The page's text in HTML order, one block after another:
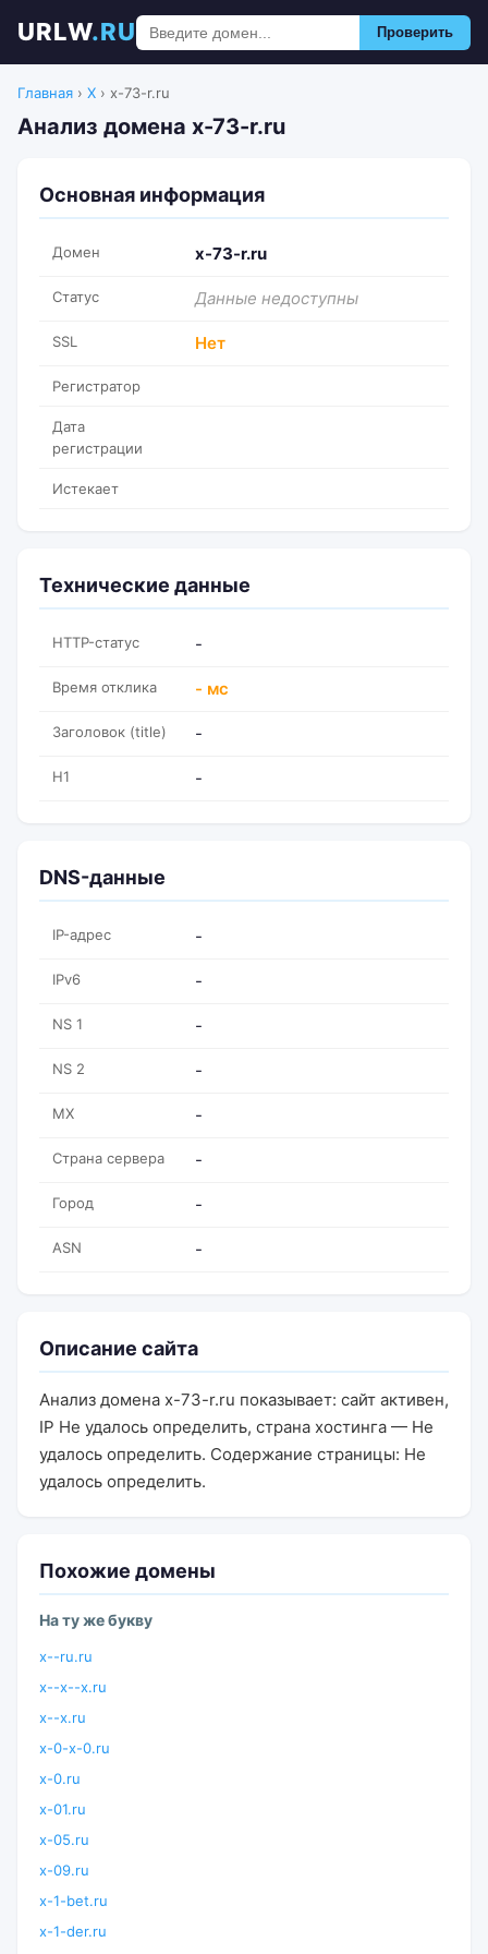
URLW.RU Проверить
Главная › X › x-73-r.ru
Анализ домена x-73-r.ru
Основная информация
Домен x-73-r.ru
Статус Данные недоступны
SSL Нет
Регистратор
Дата
регистрации
Истекает
Технические данные
HTTP-статус -
Время отклика - мс
Заголовок (title) -
H1 -
DNS-данные
IP-адрес -
IPv6 -
NS 1 -
NS 2 -
MX -
Страна сервера -
Город -
ASN -
Описание сайта
Анализ домена x-73-r.ru показывает: сайт активен,
IP Не удалось определить, страна хостинга — Не
удалось определить. Содержание страницы: Не
удалось определить.
Похожие домены
На ту же букву
x--ru.ru
x--x--x.ru
x--x.ru
x-0-x-0.ru
x-0.ru
x-01.ru
x-05.ru
x-09.ru
x-1-bet.ru
x-1-der.ru